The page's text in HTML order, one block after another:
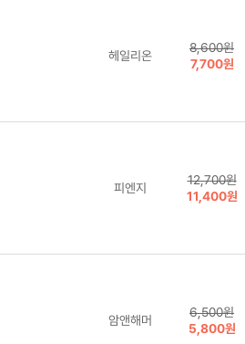
헤일리온
8,600원
7,700원
피엔지
12,700원
11,400원
암앤해머
6,500원
5,800원